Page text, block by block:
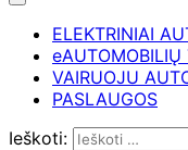
ELEKTRINIAI
eAUTOMOBILIŲ
VAIRUOJU
PASLAUGOS
Ieškoti: